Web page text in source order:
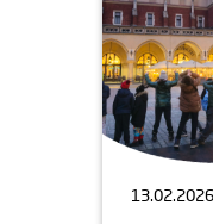
13.02.2026